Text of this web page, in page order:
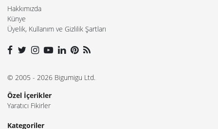
Hakkımızda
Künye
Üyelik, Kullanım ve Gizlilik Şartları
© 2005 - 2026 Bigumigu Ltd.
Özel İçerikler
Yaratıcı Fikirler
Kategoriler